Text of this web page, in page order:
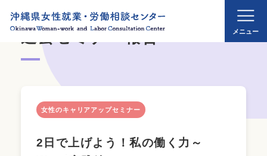
過去セミナー報告
女性のキャリアアップセミナー
2日で上げよう！私の働く力～